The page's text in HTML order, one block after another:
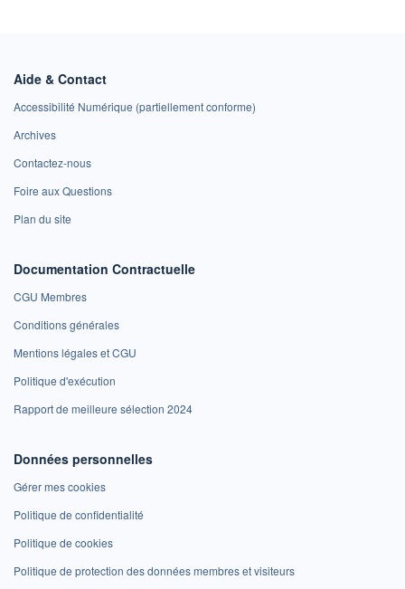
Aide & Contact
Accessibilité Numérique (partiellement conforme)
Archives
Contactez-nous
Foire aux Questions
Plan du site
Documentation Contractuelle
CGU Membres
Conditions générales
Mentions légales et CGU
Politique d'exécution
Rapport de meilleure sélection 2024
Données personnelles
Gérer mes cookies
Politique de confidentialité
Politique de cookies
Politique de protection des données membres et visiteurs